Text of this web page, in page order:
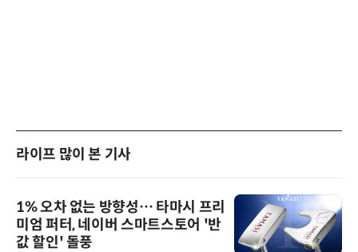
라이프 많이 본 기사
1% 오차 없는 방향성… 타마시 프리
미엄 퍼터, 네이버 스마트스토어 '반
값 할인' 돌풍